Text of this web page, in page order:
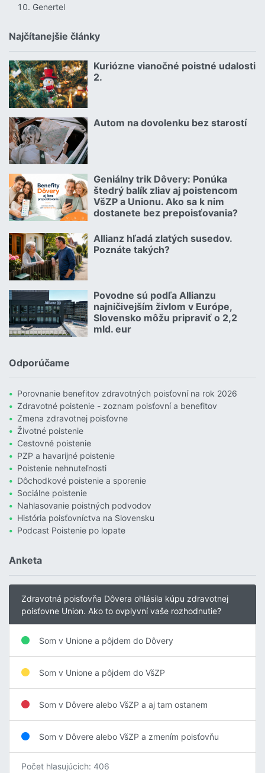
Genertel
Najčítanejšie články
Kuriózne vianočné poistné udalosti
2.
18.12.2024 | | redakcia
Autom na dovolenku bez starostí
02.07.2026 |
Geniálny trik Dôvery: Ponúka
štedrý balík zliav aj poistencom
VšZP a Unionu. Ako sa k nim
dostanete bez prepoisťovania?
06.07.2026 | | redakcia
Allianz hľadá zlatých susedov.
Poznáte takých?
08.07.2026 |
Povodne sú podľa Allianzu
najničivejším živlom v Európe,
Slovensko môžu pripraviť o 2,2
mld. eur
23.07.2026 |
Odporúčame
Porovnanie benefitov zdravotných poisťovní na rok 2026
Zdravotné poistenie - zoznam poisťovní a benefitov
Zmena zdravotnej poisťovne
Životné poistenie
Cestovné poistenie
PZP a havarijné poistenie
Poistenie nehnuteľnosti
Dôchodkové poistenie a sporenie
Sociálne poistenie
Nahlasovanie poistných podvodov
História poisťovníctva na Slovensku
Podcast Poistenie po lopate
Anketa
Zdravotná poisťovňa Dôvera ohlásila kúpu zdravotnej
poisťovne Union. Ako to ovplyvní vaše rozhodnutie?
Som v Unione a pôjdem do Dôvery
Som v Unione a pôjdem do VšZP
Som v Dôvere alebo VšZP a aj tam ostanem
Som v Dôvere alebo VšZP a zmením poisťovňu
Počet hlasujúcich: 406